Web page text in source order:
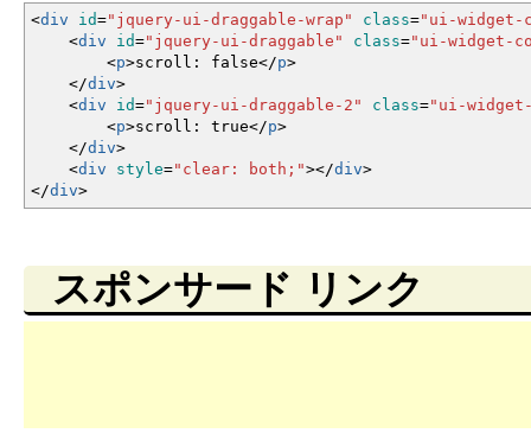
<div id="jquery-ui-draggable-wrap" class="ui-widget-
<div id="jquery-ui-draggable" class="ui-widget-
<p>scroll: false</p>
</div>
<div id="jquery-ui-draggable-2" class="ui-
<p>scroll: true</p>
</div>
<div style="clear: both;"></div>
</div>
スポンサード リンク